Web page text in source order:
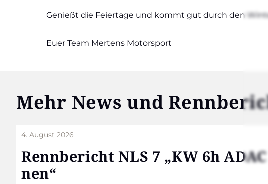
Genießt die Fei­er­ta­ge und kommt gut durch den
Euer Team Mer­tens Motor­sport
Mehr News und
4. August 2026
Renn­be­richt NLS 7 „KW 6h
nen“